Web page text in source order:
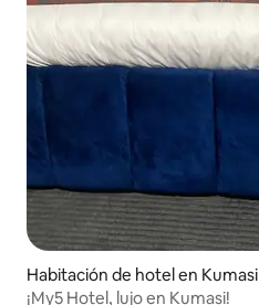
Habitación de hotel en Kumasi
¡My5 Hotel, lujo en Kumasi!